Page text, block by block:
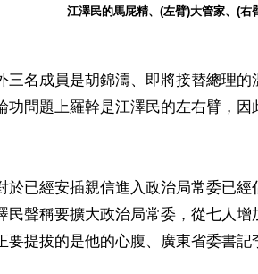
江澤民的馬屁精、(左臂)大管家、(右
三名成員是胡錦濤、即將接替總理
功問題上羅幹是江澤民的左右臂，
於已經安插親信進入政治局常委已
民聲稱要擴大政治局常委，從七人
要提拔的是他的心腹、廣東省委書記